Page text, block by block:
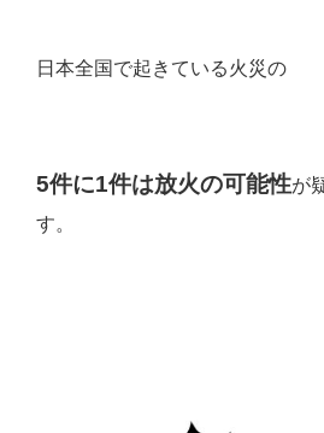
日本全国で起きている火災の
5件に1件は放火の可能性が
す。